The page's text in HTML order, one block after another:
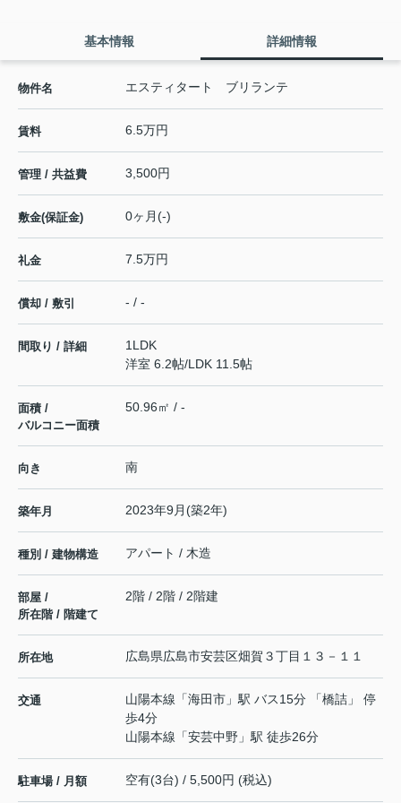
基本情報 詳細情報
物件名 エスティタート ブリランテ
賃料 6.5万円
管理 / 共益費 3,500円
敷金(保証金) 0ヶ月(-)
礼金 7.5万円
償却 / 敷引 - / -
間取り / 詳細
1LDK
洋室 6.2帖/LDK 11.5帖
面積 /
バルコニー面積
50.96㎡ / -
向き 南
築年月 2023年9月(築2年)
種別 / 建物構造 アパート / 木造
部屋 /
所在階 / 階建て
2階 / 2階 / 2階建
所在地 広島県広島市安芸区畑賀 ３丁目１３－１１
交通 山陽本線 「海田市 」駅 バス15分 「橋詰」 停
歩4分
山陽本線 「安芸中野 」駅 徒歩26分
駐車場 / 月額 空有(3台) / 5,500円 (税込)